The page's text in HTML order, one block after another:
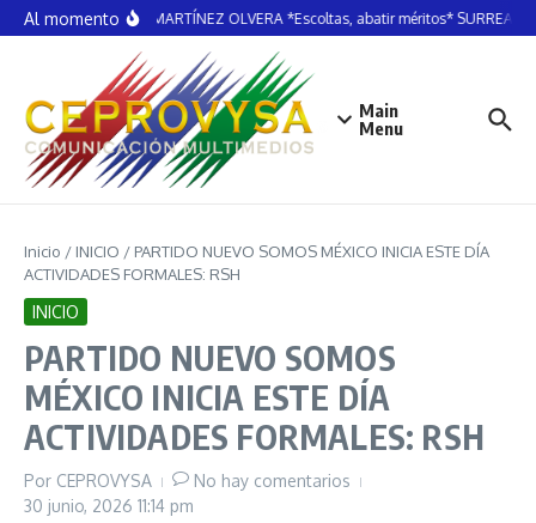
Saltar al contenido
Al momentoMARTÍN MARTÍNEZ OLVERA *Escoltas, abatir méritos*
Main
Menu
Inicio / INICIO / PARTIDO NUEVO SOMOS MÉXICO INICIA ESTE DÍA
ACTIVIDADES FORMALES: RSH
INICIO
PARTIDO NUEVO SOMOS
MÉXICO INICIA ESTE DÍA
ACTIVIDADES FORMALES: RSH
Por CEPROVYSA
No hay comentarios
30 junio, 2026 11:14 pm